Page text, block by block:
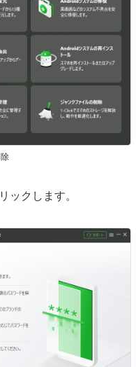
ックします。